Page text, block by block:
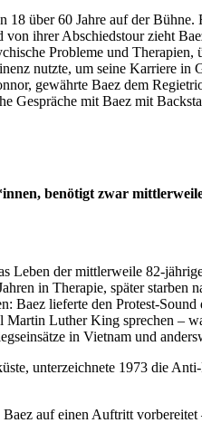
über 60 Jahre auf der
ihrer Abschiedstour zieht
Probleme und
nutzte, um seine Karriere
gewährte Baez dem
mit Baez mit
benötigt zwar
Leben der mittlerweile 82-
in Therapie, später
lieferte den Protest-
Luther King sprechen –
in Vietnam und
unterzeichnete 1973 die
auf einen Auftritt